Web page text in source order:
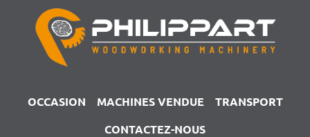
OCCASION MACHINES VENDUE
TRANSPORT
CONTACTEZ-NOUS